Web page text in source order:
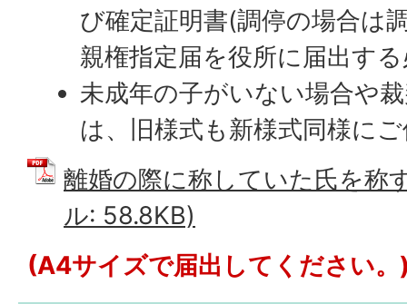
び確定証明書(調停の場合は
親権指定届を役所に届出す
未成年の子がいない場合や
は、旧様式も新様式同様に
離婚の際に称していた氏を称
ル: 58.8KB)
(A4サイズで届出してください。